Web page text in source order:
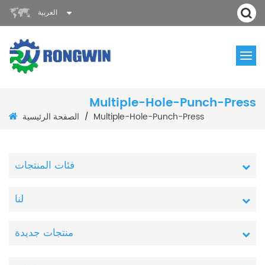
العربية
Multiple-Hole-Punch-Press
الصفحة الرئيسية / Multiple-Hole-Punch-Press
فئات المنتجات
لنا
منتجات جديدة